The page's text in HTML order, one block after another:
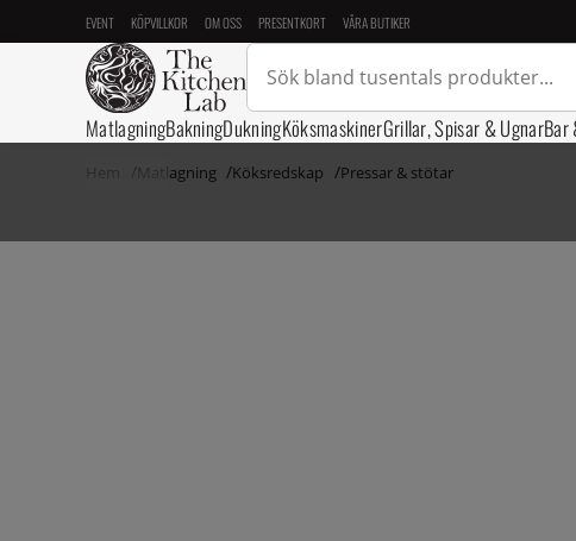
EVENT KÖPVILLKOR OM OSS PRESENTKORT VÅRA BUTIKER
MatlagningBakningDukningKöksmaskinerGrillar, Spisar & UgnarBar
Matlagning Köksredskap Pressar & stötar